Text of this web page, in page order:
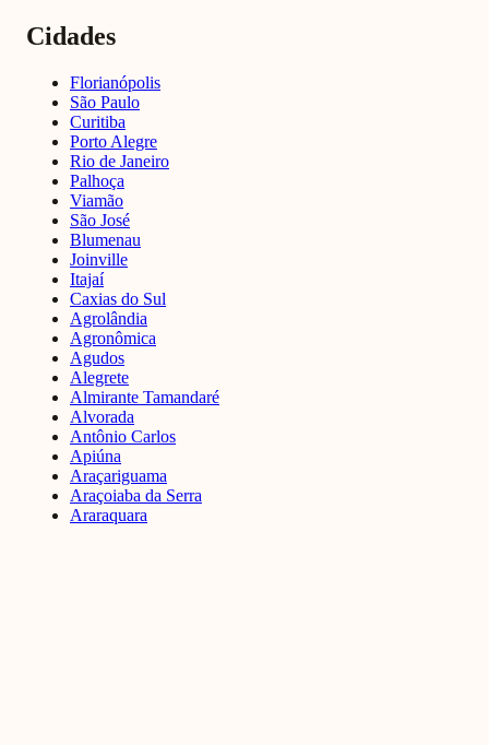
Cidades
Florianópolis
São Paulo
Curitiba
Porto Alegre
Rio de Janeiro
Palhoça
Viamão
São José
Blumenau
Joinville
Itajaí
Caxias do Sul
Agrolândia
Agronômica
Agudos
Alegrete
Almirante Tamandaré
Alvorada
Antônio Carlos
Apiúna
Araçariguama
Araçoiaba da Serra
Araraquara